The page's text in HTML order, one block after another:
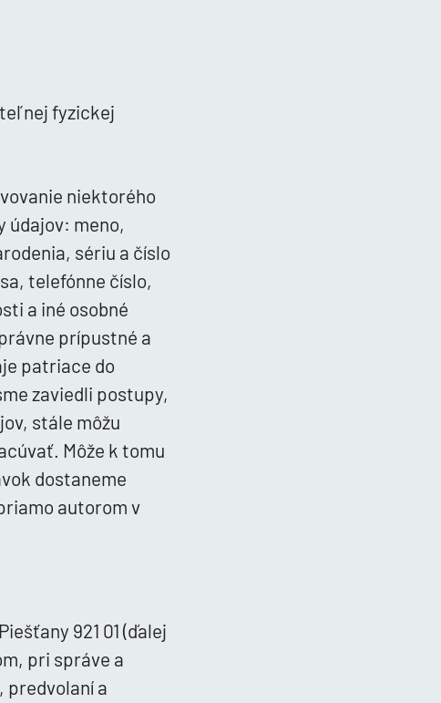
fyzickej
niektorého
údajov: meno,
sériu a číslo
telefónne číslo,
a iné osobné
prípustné a
patriace do
zaviedli postupy,
stále môžu
Môže k tomu
dostaneme
autorom v
921 01 (ďalej
pri správe a
predvolaní a